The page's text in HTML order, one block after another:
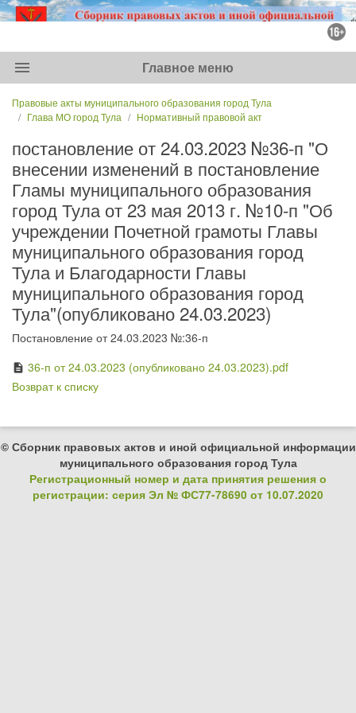
menu Главное меню
Правовые акты муниципального образования город Тула
Глава МО город Тула
Нормативный правовой акт
постановление от 24.03.2023 №36-п "О
внесении изменений в постановление
Гламы муниципального образования
город Тула от 23 мая 2013 г. №10-п "Об
учреждении Почетной грамоты Главы
муниципального образования город
Тула и Благодарности Главы
муниципального образования город
Тула"(опубликовано 24.03.2023)
Постановление от 24.03.2023 №:36-п
description 36-п от 24.03.2023 (опубликовано 24.03.2023).pdf
Возврат к списку
© Сборник правовых актов и иной официальной информации
муниципального образования город Тула
Регистрационный номер и дата принятия решения о
регистрации: серия Эл № ФС77-78690 от 10.07.2020